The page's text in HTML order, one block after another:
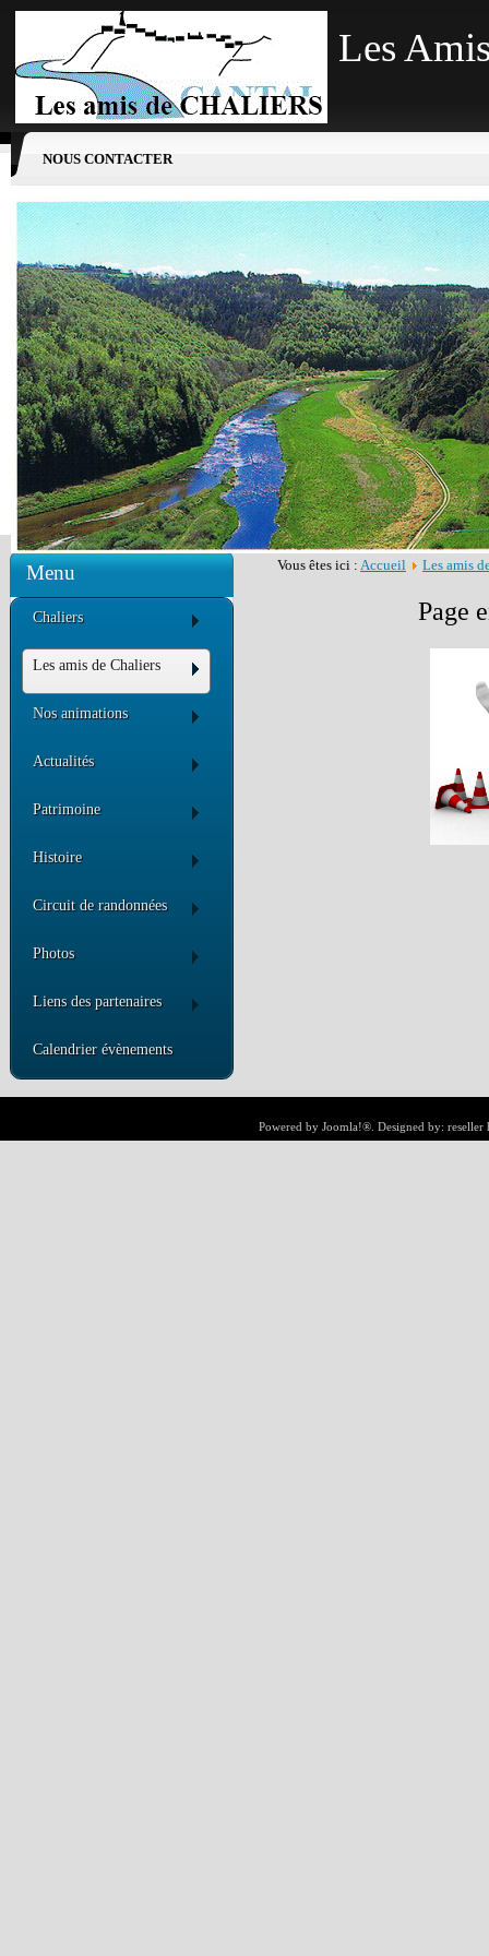
Les
NOUS CONTACTER
Menu
Chaliers
Les amis de Chaliers
Nos animations
Actualités
Patrimoine
Histoire
Circuit de randonnées
Photos
Liens des partenaires
Calendrier évènements
Vous êtes ici : Accueil Les amis
Page
Powered by Joomla!® . Designed by: reseller